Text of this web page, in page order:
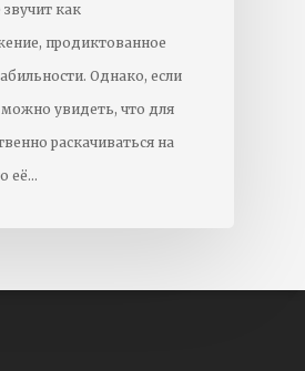
звучит как
продиктованное
Однако, если
можно увидеть, что для
раскачиваться на
её…